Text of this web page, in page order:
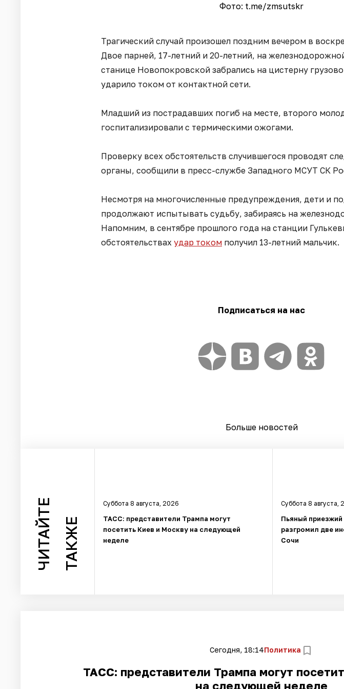
Фото: t.me/zmsutskr
Трагический случай произошел поздним вечером в
Двое парней, 17-летний и 20-летний, на
станице Новопокровской забрались на цистерну
ударило током от контактной сети.
Младший из пострадавших погиб на месте, второго
госпитализировали с термическими ожогами.
Проверку всех обстоятельств случившегося проводят
органы, сообщили в пресс-службе Западного МСУТ СК
Несмотря на многочисленные предупреждения, дети и
продолжают испытывать судьбу, забираясь на
Напомним, в сентябре прошлого года на станции
обстоятельствах удар током получил 13-летний мальчик.
Подписаться на нас
Больше новостей
ЧИТАЙТЕ ТАКЖЕ
Суббота 8 августа, 2026
ТАСС: представители Трампа могут
посетить Киев и Москву на следующей
неделе
Суббота 8 августа,
Пьяный приезжий
разгромил две
Сочи
Сегодня, 18:14Политика
ТАСС: представители Трампа могут
на следующей неделе